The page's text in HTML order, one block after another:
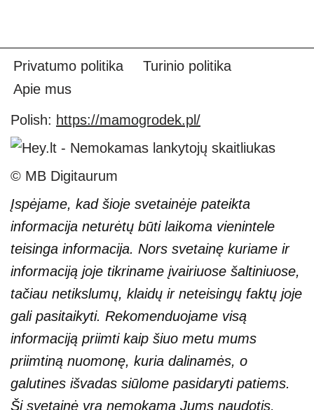
Privatumo politika
Turinio politika
Apie mus
Polish: https://mamogrodek.pl/
© MB Digitaurum
Įspėjame, kad šioje svetainėje pateikta
informacija neturėtų būti laikoma vienintele
teisinga informacija. Nors svetainę kuriame ir
informaciją joje tikriname įvairiuose šaltiniuose,
tačiau netikslumų, klaidų ir neteisingų faktų joje
gali pasitaikyti. Rekomenduojame visą
informaciją priimti kaip šiuo metu mums
priimtiną nuomonę, kuria dalinamės, o
galutines išvadas siūlome pasidaryti patiems.
Ši svetainė yra nemokama Jums naudotis,